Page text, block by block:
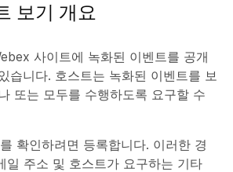
보기 개요
사이트에 녹화된 이벤트를 공개
습니다. 호스트는 녹화된 이벤트를 보
또는 모두를 수행하도록 요구할 수
확인하려면 등록합니다. 이러한 경
일 주소 및 호스트가 요구하는 기타